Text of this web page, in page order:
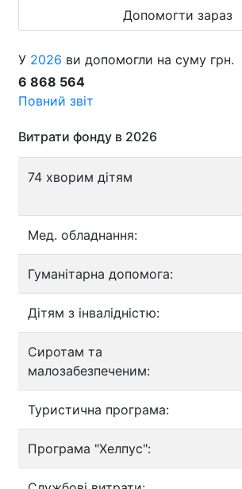
Допомогти зараз
У 2026 ви допомогли на суму грн.
6 868 564
Повний звіт
Витрати фонду в 2026
74 хворим дітям
Мед. обладнання:
Гуманітарна допомога:
Дітям з інвалідністю:
Сиротам та
малозабезпеченим:
Туристична програма:
Програма "Хелпус":